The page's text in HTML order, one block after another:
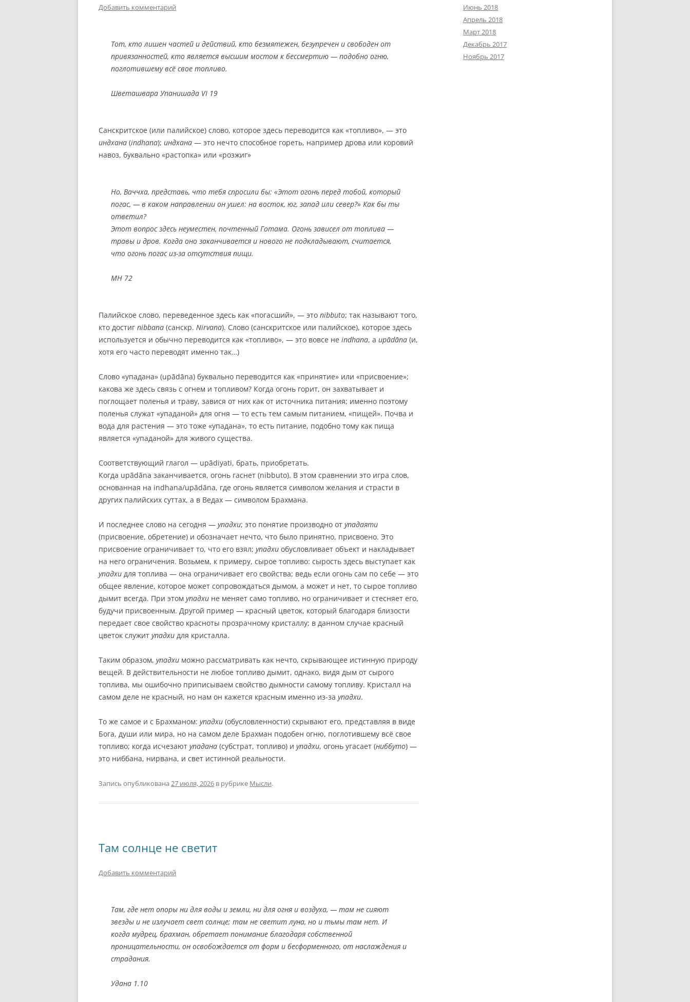
Добавить комментарий
Тот, кто лишен частей и действий, кто безмятежен, безупречен и свободен от
привязанностей, кто является высшим мостом к бессмертию — подобно огню,
поглотившему всё свое топливо.
Шветашвара Упанишада VI 19
Санскритское (или палийское) слово, которое здесь переводится как «топливо», — это
индхана (indhana); индхана — это нечто способное гореть, например дрова или коровий
навоз, буквально «растопка» или «розжиг»
Но, Ваччха, представь, что тебя спросили бы: «Этот огонь перед тобой, который
погас, — в каком направлении он ушел: на восток, юг, запад или север?» Как бы ты
ответил?
Этот вопрос здесь неуместен, почтенный Готама. Огонь зависел от топлива —
травы и дров. Когда оно заканчивается и нового не подкладывают, считается,
что огонь погас из-за отсутствия пищи.
МН 72
Палийское слово, переведенное здесь как «погасший», — это nibbuto; так называют того,
кто достиг nibbana (санскр. Nirvana). Слово (санскритское или палийское), которое здесь
используется и обычно переводится как «топливо», — это вовсе не indhana, а upādāna (и,
хотя его часто переводят именно так…)
Слово «упадана» (upādāna) буквально переводится как «принятие» или «присвоение»;
какова же здесь связь с огнем и топливом? Когда огонь горит, он захватывает и
поглощает поленья и траву, завися от них как от источника питания; именно поэтому
поленья служат «упаданой» для огня — то есть тем самым питанием, «пищей». Почва и
вода для растения — это тоже «упадана», то есть питание, подобно тому как пища
является «упаданой» для живого существа.
Соответствующий глагол — upādiyati, брать, приобретать.
Когда upādāna заканчивается, огонь гаснет (nibbuto). В этом сравнении это игра слов,
основанная на indhana/upādāna, где огонь является символом желания и страсти в
других палийских суттах, а в Ведах — символом Брахмана.
И последнее слово на сегодня — упадхи; это понятие производно от упадаяти
(присвоение, обретение) и обозначает нечто, что было принятно, присвоено. Это
присвоение ограничивает то, что его взял; упадхи обусловливает объект и накладывает
на него ограничения. Возьмем, к примеру, сырое топливо: сырость здесь выступает как
упадхи для топлива — она ограничивает его свойства; ведь если огонь сам по себе — это
общее явление, которое может сопровождаться дымом, а может и нет, то сырое топливо
дымит всегда. При этом упадхи не меняет само топливо, но ограничивает и стесняет его,
будучи присвоенным. Другой пример — красный цветок, который благодаря близости
передает свое свойство красноты прозрачному кристаллу; в данном случае красный
цветок служит упадхи для кристалла.
Таким образом, упадхи можно рассматривать как нечто, скрывающее истинную природу
вещей. В действительности не любое топливо дымит, однако, видя дым от сырого
топлива, мы ошибочно приписываем свойство дымности самому топливу. Кристалл на
самом деле не красный, но нам он кажется красным именно из-за упадхи.
То же самое и с Брахманом: упадхи (обусловленности) скрывают его, представляя в виде
Бога, души или мира, но на самом деле Брахман подобен огню, поглотившему всё свое
топливо; когда исчезают упадана (субстрат, топливо) и упадхи, огонь угасает (ниббуто) —
это ниббана, нирвана, и свет истинной реальности.
Запись опубликована 27 июля, 2026 в рубрике Мысли.
Там солнце не светит
Добавить комментарий
Там, где нет опоры ни для воды и земли, ни для огня и воздуха, — там не сияют
звезды и не излучает свет солнце; там не светит луна, но и тьмы там нет. И
когда мудрец, брахман, обретает понимание благодаря собственной
проницательности, он освобождается от форм и бесформенного, от наслаждения и
страдания.
Удана 1.10
Июнь 2018
Апрель 2018
Март 2018
Декабрь 2017
Ноябрь 2017